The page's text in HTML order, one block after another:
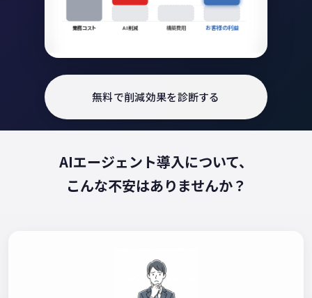
業務コスト AI削減 構築費用 お客様の利益
無料で削減効果を診断する
AIエージェント導入について、
こんな不安はありませんか？